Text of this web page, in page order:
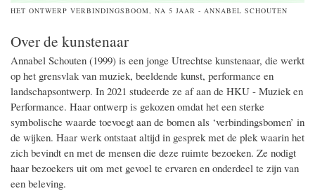
HET ONTWERP VERBINDINGSBOOM, NA 5 JAAR - ANNABEL SCHOUTEN
Over de kunstenaar
Annabel Schouten (1999) is een jonge Utrechtse kunstenaar, die werkt
op het grensvlak van muziek, beeldende kunst, performance en
landschapsontwerp. In 2021 studeerde ze af aan de HKU - Muziek en
Performance. Haar ontwerp is gekozen omdat het een sterke
symbolische waarde toevoegt aan de bomen als ‘verbindingsbomen’ in
de wijken. Haar werk ontstaat altijd in gesprek met de plek waarin het
zich bevindt en met de mensen die deze ruimte bezoeken. Ze nodigt
haar bezoekers uit om met gevoel te ervaren en onderdeel te zijn van
een beleving.